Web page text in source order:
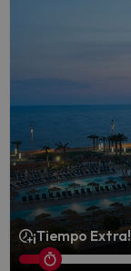
¡Tiempo Extra!